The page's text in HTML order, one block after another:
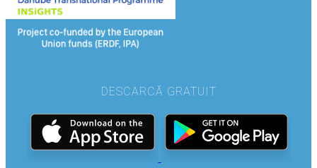
DESCARCĂ GRATUIT